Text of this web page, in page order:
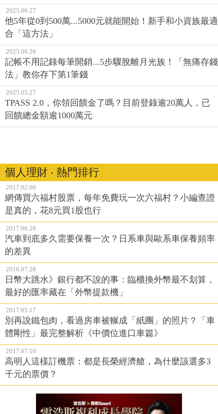
2025.06.27
他5年從0到500萬...5000元就能開始！新手和小資族最適
合「這方法」
2025.06.26
記帳不用記錄每筆開銷...5步驟脫離月光族！「無痛存錢
法」教你存下第1筆錢
2025.05.27
TPASS 2.0，你領回饋金了嗎？目前登錄逾20萬人，已
回饋總金額逾1000萬元
個人理財 ‧ 熱門排行
2017.02.06
網傳買六福村股票，每年免費玩一次六福村？小編查證
是真的，花8元買1股也行
2017.06.26
汽車到底多久需要保養一次？日系車與歐系車保養頻率
的差異
2016.07.28
日幣大跳水》銀行都不說的事：臨櫃換外幣最不划算，
最好的匯率藏在「外幣提款機」
2017.05.17
別再說鐵包肉，看過房車被輾成「紙團」的照片？「車
體剛性」最完整解析《中價位進口車篇》
2017.07.10
高明人這樣訂機票：都是長榮經濟艙，為什麼該選多3
千元的票價？